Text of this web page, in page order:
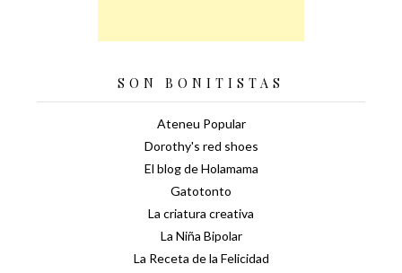
SON BONITISTAS
Ateneu Popular
Dorothy's red shoes
El blog de Holamama
Gatotonto
La criatura creativa
La Niña Bipolar
La Receta de la Felicidad